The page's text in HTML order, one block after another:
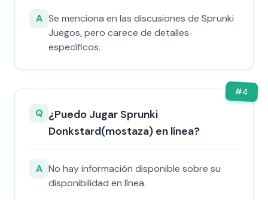
A Se menciona en las discusiones de Sprunki
Juegos, pero carece de detalles
específicos.
#4
Q ¿Puedo Jugar Sprunki
Donkstard(mostaza) en línea?
A No hay información disponible sobre su
disponibilidad en línea.